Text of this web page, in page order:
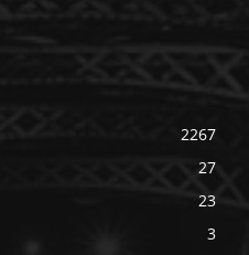
2267
27
23
3